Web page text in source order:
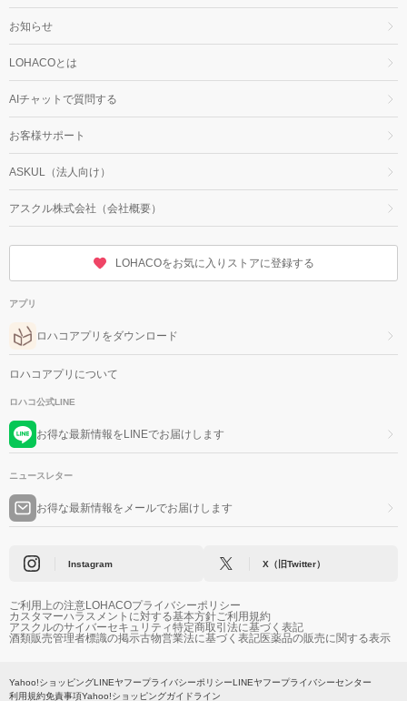
お知らせ
LOHACOとは
AIチャットで質問する
お客様サポート
ASKUL（法人向け）
アスクル株式会社（会社概要）
LOHACOをお気に入りストアに登録する
アプリ
ロハコアプリをダウンロード
ロハコアプリについて
ロハコ公式LINE
お得な最新情報をLINEでお届けします
ニュースレター
お得な最新情報をメールでお届けします
Instagram X（旧Twitter）
ご利用上の注意LOHACOプライバシーポリシー
カスタマーハラスメントに対する基本方針ご利用規約
アスクルのサイバーセキュリティ特定商取引法に基づく表記
酒類販売管理者標識の掲示古物営業法に基づく表記医薬品の販売に関する表示
Yahoo!ショッピングLINEヤフープライバシーポリシーLINEヤフープライバシーセンター
利用規約免責事項Yahoo!ショッピングガイドライン